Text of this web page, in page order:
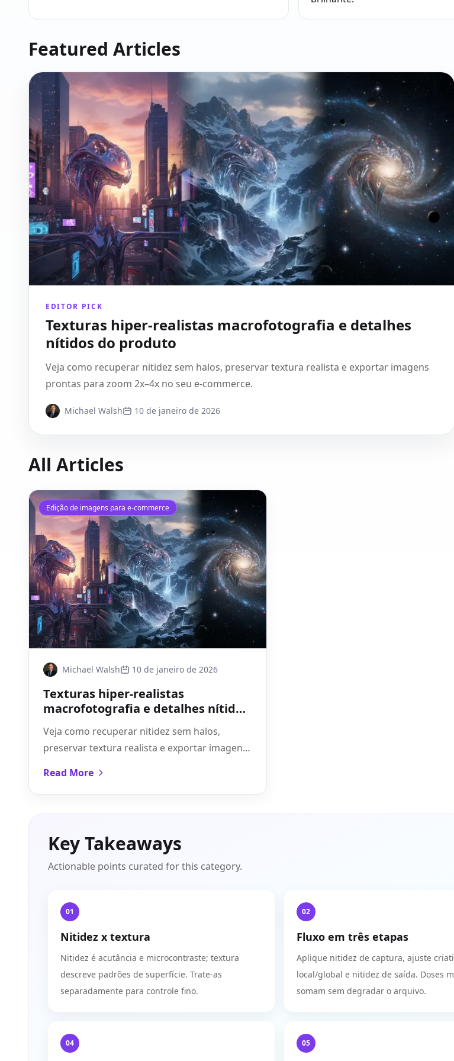
Featured Articles
EDITOR PICK
Texturas hiper-realistas macrofotografia e detalhes
nítidos do produto
Veja como recuperar nitidez sem halos, preservar textura realista e exportar imagens
prontas para zoom 2x–4x no seu e-commerce.
Michael Walsh 10 de janeiro de 2026
All Articles
Edição de imagens para e-commerce
Michael Walsh 10 de janeiro de 2026
Texturas hiper-realistas
macrofotografia e detalhes nítidos
Veja como recuperar nitidez sem halos,
preservar textura realista e exportar imagens
Read More
Key Takeaways
Actionable points curated for this category.
01
Nitidez x textura
Nitidez é acutância e microcontraste; textura
descreve padrões de superfície. Trate-as
separadamente para controle fino.
02
Fluxo em três etapas
Aplique nitidez de captura, ajuste
local/global e nitidez de saída. Doses
somam sem degradar o arquivo.
04 05